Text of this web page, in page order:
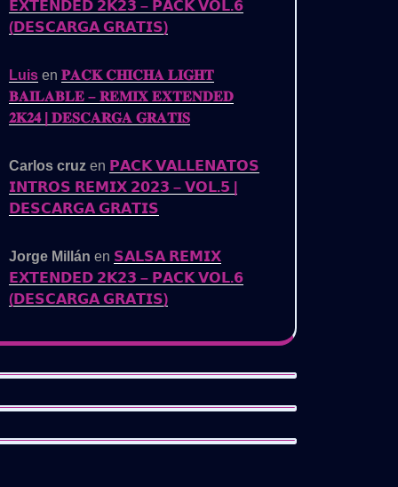
𝗘𝗫𝗧𝗘𝗡𝗗𝗘𝗗 𝟮𝗞𝟮𝟯 – 𝗣𝗔𝗖𝗞 𝗩𝗢𝗟.𝟲
(𝗗𝗘𝗦𝗖𝗔𝗥𝗚𝗔 𝗚𝗥𝗔𝗧𝗜𝗦)
Luis en 𝐏𝐀𝐂𝐊 𝐂𝐇𝐈𝐂𝐇𝐀 𝐋𝐈𝐆𝐇𝐓
𝐁𝐀𝐈𝐋𝐀𝐁𝐋𝐄 – 𝐑𝐄𝐌𝐈𝐗 𝐄𝐗𝐓𝐄𝐍𝐃𝐄𝐃
𝟐𝐊𝟐𝟒 | 𝐃𝐄𝐒𝐂𝐀𝐑𝐆𝐀 𝐆𝐑𝐀𝐓𝐈𝐒
Carlos cruz en 𝗣𝗔𝗖𝗞 𝗩𝗔𝗟𝗟𝗘𝗡𝗔𝗧𝗢𝗦
𝗜𝗡𝗧𝗥𝗢𝗦 𝗥𝗘𝗠𝗜𝗫 𝟮𝟬𝟮𝟯 – 𝗩𝗢𝗟.𝟱 |
𝗗𝗘𝗦𝗖𝗔𝗥𝗚𝗔 𝗚𝗥𝗔𝗧𝗜𝗦
Jorge Millán en 𝗦𝗔𝗟𝗦𝗔 𝗥𝗘𝗠𝗜𝗫
𝗘𝗫𝗧𝗘𝗡𝗗𝗘𝗗 𝟮𝗞𝟮𝟯 – 𝗣𝗔𝗖𝗞 𝗩𝗢𝗟.𝟲
(𝗗𝗘𝗦𝗖𝗔𝗥𝗚𝗔 𝗚𝗥𝗔𝗧𝗜𝗦)